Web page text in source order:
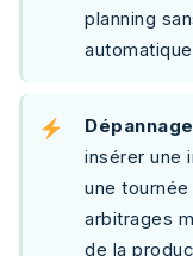
planning
insérer une
une
arbitrages
de la